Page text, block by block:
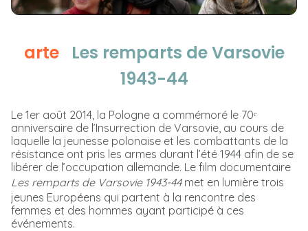
arte
Les remparts de Varsovie
1943-44
Le 1er août 2014, la Pologne a commémoré le 70ᵉ
anniversaire de l’Insurrection de Varsovie, au cours de
laquelle la jeunesse polonaise et les combattants de la
résistance ont pris les armes durant l’été 1944 afin de se
libérer de l’occupation allemande. Le film documentaire
Les remparts de Varsovie 1943-44met en lumière trois
jeunes Européens qui partent à la rencontre des
femmes et des hommes ayant participé à ces
événements.